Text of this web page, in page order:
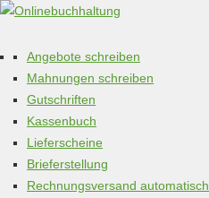
Angebote schreiben
Mahnungen schreiben
Gutschriften
Kassenbuch
Lieferscheine
Brieferstellung
Rechnungsversand automatisch